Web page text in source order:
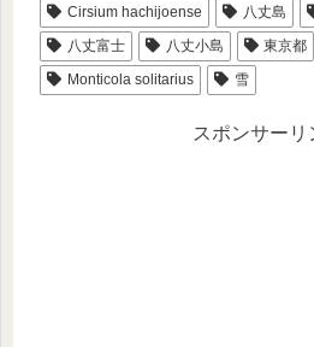
Cirsium hachijoense
八丈島
八丈富士
八丈小島 東京都
Monticola solitarius
雪
スポンサーリ